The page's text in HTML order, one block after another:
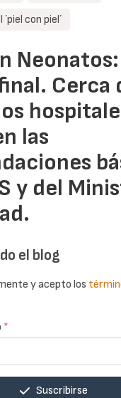
Neonatos:
Cerca
las
y del
con piel´
el blog
y acepto los
*
Suscribirse